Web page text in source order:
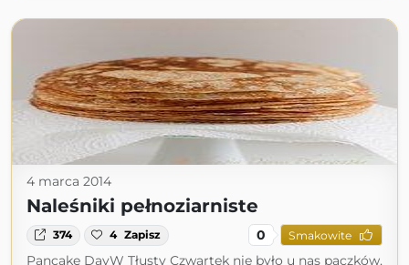
4 marca 2014
Naleśniki pełnoziarniste
374 4 Zapisz 0 Smakowite
Pancake DayW Tłusty Czwartek nie było u nas pączków,